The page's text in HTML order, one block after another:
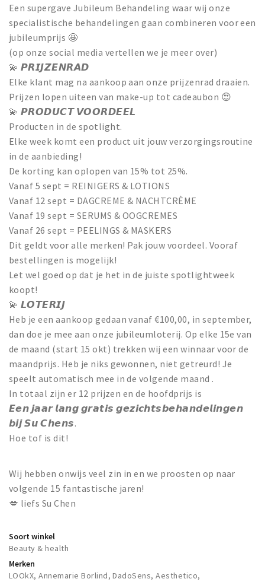
Een supergave Jubileum Behandeling waar wij onze
specialistische behandelingen gaan combineren voor een
jubileumprijs 🤩
(op onze social media vertellen we je meer over)
💫 𝙋𝙍𝙄𝙅𝙕𝙀𝙉𝙍𝘼𝘿
Elke klant mag na aankoop aan onze prijzenrad draaien.
Prijzen lopen uiteen van make-up tot cadeaubon 😍
💫 𝙋𝙍𝙊𝘿𝙐𝘾𝙏 𝙑𝙊𝙊𝙍𝘿𝙀𝙀𝙇
Producten in de spotlight.
Elke week komt een product uit jouw verzorgingsroutine
in de aanbieding!
De korting kan oplopen van 15% tot 25%.
Vanaf 5 sept = REINIGERS & LOTIONS
Vanaf 12 sept = DAGCREME & NACHTCRÈME
Vanaf 19 sept = SERUMS & OOGCREMES
Vanaf 26 sept = PEELINGS & MASKERS
Dit geldt voor alle merken! Pak jouw voordeel. Vooraf
bestellingen is mogelijk!
Let wel goed op dat je het in de juiste spotlightweek
koopt!
💫 𝙇𝙊𝙏𝙀𝙍𝙄𝙅
Heb je een aankoop gedaan vanaf €100,00, in september,
dan doe je mee aan onze jubileumloterij. Op elke 15e van
de maand (start 15 okt) trekken wij een winnaar voor de
maandprijs. Heb je niks gewonnen, niet getreurd! Je
speelt automatisch mee in de volgende maand .
In totaal zijn er 12 prijzen en de hoofdprijs is
𝙀𝙚𝙣 𝙟𝙖𝙖𝙧 𝙡𝙖𝙣𝙜 𝙜𝙧𝙖𝙩𝙞𝙨 𝙜𝙚𝙯𝙞𝙘𝙝𝙩𝙨𝙗𝙚𝙝𝙖𝙣𝙙𝙚𝙡𝙞𝙣𝙜𝙚𝙣
𝙗𝙞𝙟 𝙎𝙪 𝘾𝙝𝙚𝙣𝙨.
Hoe tof is dit!
Wij hebben onwijs veel zin in en we proosten op naar
volgende 15 fantastische jaren!
💋 liefs Su Chen
Soort winkel
Beauty & health
Merken
LOOkX, Annemarie Borlind, DadoSens, Aesthetico,